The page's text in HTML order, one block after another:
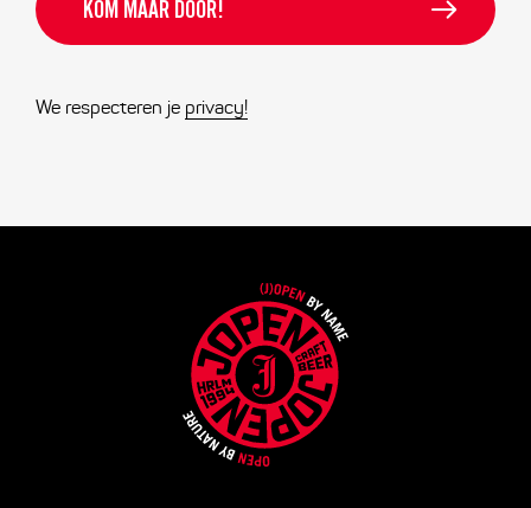
We respecteren je privacy!